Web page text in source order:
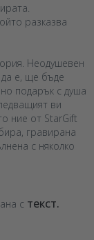
разказва
Неодушевен
да е, ще бъде
подарък с душа
ви
ние от StarGift
гравирана
с няколко
с текст.